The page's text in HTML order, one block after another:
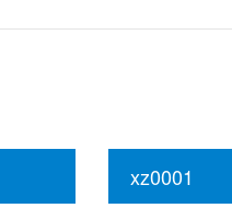
xz0001